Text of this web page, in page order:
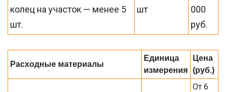
колец на участок — менее 5
шт.
шт
000
руб.
Расходные материалы
Единица
измерения
Цена
(руб.)
От 6